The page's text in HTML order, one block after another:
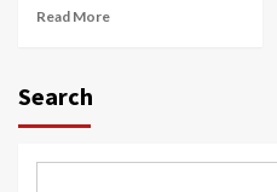
Read More
Search